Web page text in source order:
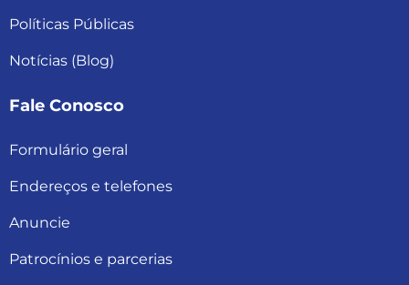
Políticas Públicas
Notícias (Blog)
Fale Conosco
Formulário geral
Endereços e telefones
Anuncie
Patrocínios e parcerias